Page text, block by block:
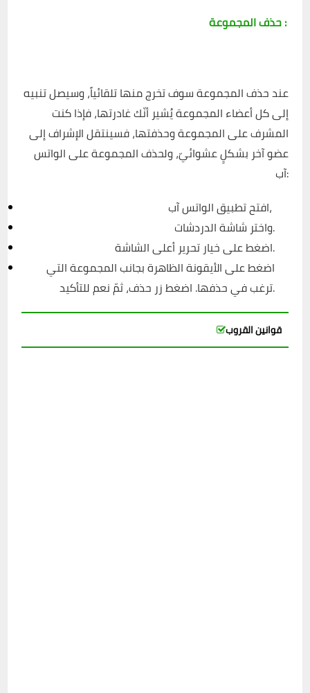
حذف المجموعة :
عند حذف المجموعة سوف تخرج منها تلقائياً، وسيصل تنبيه
إلى كل أعضاء المجموعة يُشير أنّك غادرتها، فإذا كنت
المشرف على المجموعة وحذفتها، فسينتقل الإشراف إلى
عضو آخر بشكلٍ عشوائيّ، ولحذف المجموعة على الواتس
آب:
افتح تطبيق الواتس آب،
واختر شاشة الدردشات.
اضغط على خيار تحرير أعلى الشاشة.
ترغب في حذفها. اضغط زر حذف، ثمّ نعم للتأكيد.
قوانين القروب